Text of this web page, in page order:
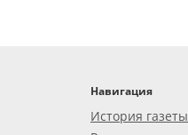
Навигация
История газеты